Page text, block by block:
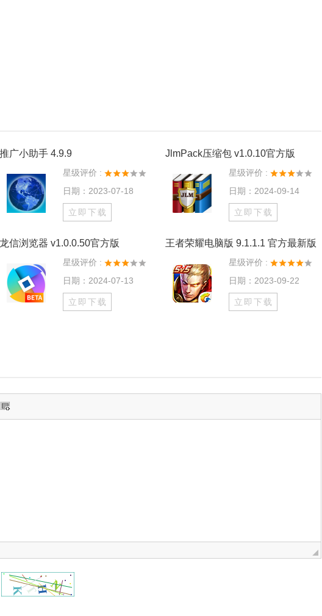
推广小助手 4.9.9
星级评价 :
日期：2023-07-18
立即下载
JlmPack压缩包 v1.0.10官方版
星级评价 :
日期：2024-09-14
立即下载
龙信浏览器 v1.0.0.50官方版
星级评价 :
日期：2024-07-13
立即下载
王者荣耀电脑版 9.1.1.1 官方最新版
星级评价 :
日期：2023-09-22
立即下载